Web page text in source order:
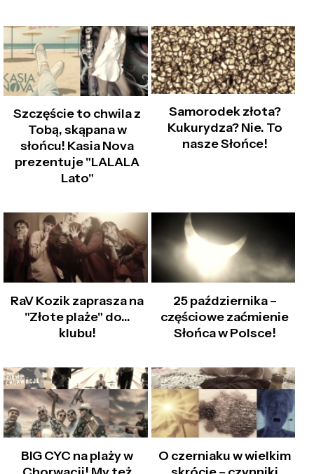
Szczęście to chwila z
Tobą, skąpana w
słońcu! Kasia Nova
prezentuje "LALALA
Lato"
Samorodek złota?
Kukurydza? Nie. To
nasze Słońce!
RaV Kozik zaprasza na
"Złote plaże" do...
klubu!
25 października –
częściowe zaćmienie
Słońca w Polsce!
BIG CYC na plaży w
O czerniaku w wielkim